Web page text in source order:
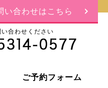
い合わせはこちら
合わせください
ご予約フォーム